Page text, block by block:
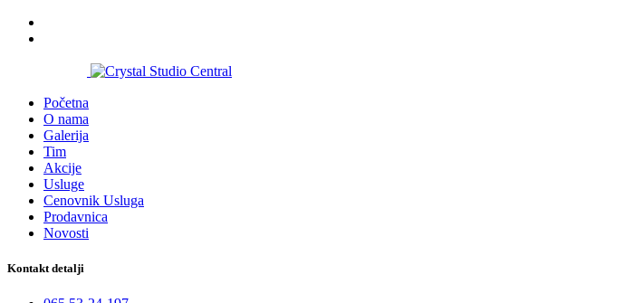
Početna
O nama
Galerija
Tim
Akcije
Usluge
Cenovnik Usluga
Prodavnica
Novosti
Kontakt detalji